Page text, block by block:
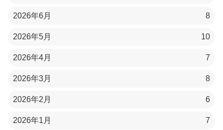
2026年6月 8
2026年5月 10
2026年4月 7
2026年3月 8
2026年2月 6
2026年1月 7